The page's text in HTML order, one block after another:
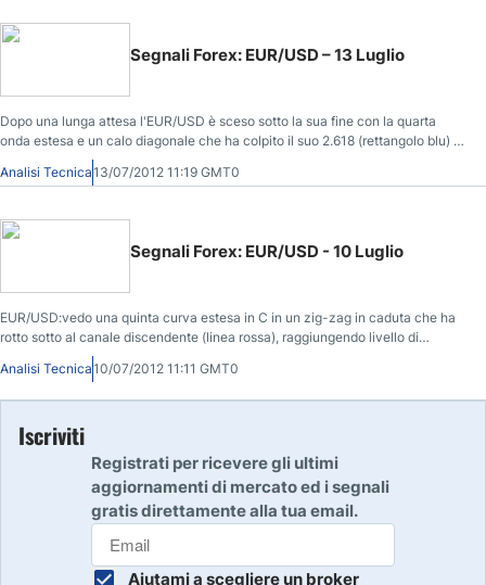
Segnali Forex: EUR/USD – 13 Luglio
Dopo una lunga attesa l'EUR/USD è sceso sotto la sua fine con la quarta
onda estesa e un calo diagonale che ha colpito il suo 2.618 (rettangolo blu) e
rimbalzato, rompendo il momentum (cerchio rosso) ad indicare l'inversione
prevista.
Analisi Tecnica13/07/2012 11:19 GMT0
Segnali Forex: EUR/USD - 10 Luglio
EUR/USD:vedo una quinta curva estesa in C in un zig-zag in caduta che ha
rotto sotto al canale discendente (linea rossa), raggiungendo livello di
Fibonacci 2.618. La zona sotto la linea rossa tratteggiata è ad altissimo
rischio per il trading.
Analisi Tecnica10/07/2012 11:11 GMT0
Iscriviti
Registrati per ricevere gli ultimi
aggiornamenti di mercato ed i segnali
gratis direttamente alla tua email.
Aiutami a scegliere un broker